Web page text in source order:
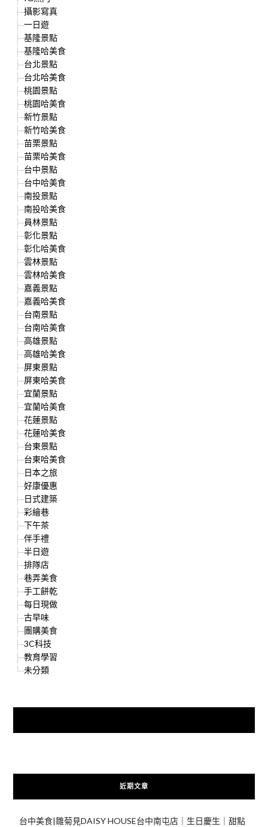
攝影寫真
一日遊
基隆景點
基隆哈美食
台北景點
台北哈美食
桃園景點
桃園哈美食
新竹景點
新竹哈美食
苗栗景點
苗栗哈美食
台中景點
台中哈美食
南投景點
南投哈美食
員林景點
彰化景點
彰化哈美食
雲林景點
雲林哈美食
嘉義景點
嘉義哈美食
台南景點
台南哈美食
高雄景點
高雄哈美食
屏東景點
屏東哈美食
宜蘭景點
宜蘭哈美食
花蓮景點
花蓮哈美食
台東景點
台東哈美食
日本之旅
好康優惠
日式建築
彩繪巷
下午茶
伴手禮
半日遊
排隊店
巷弄美食
手工餅乾
每日現做
古早味
團購美食
3C科技
教育學習
未分類
近期文章
台中美食|雛菊見DAISY HOUSE台中南屯店｜生日慶生｜甜點